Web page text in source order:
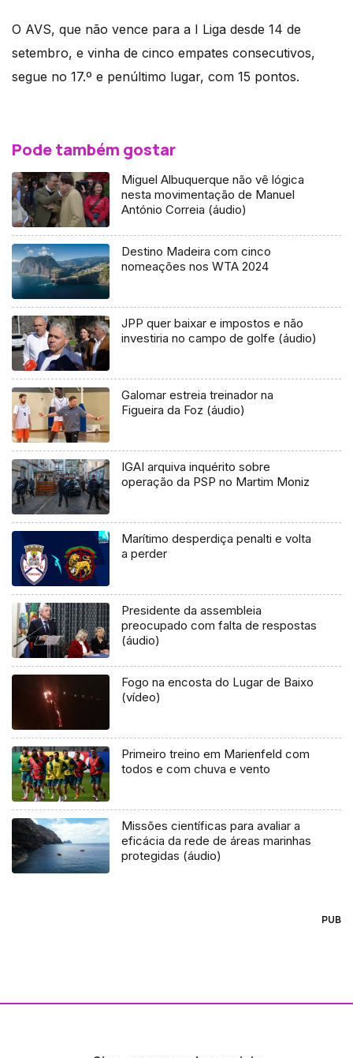
O AVS, que não vence para a I Liga desde 14 de
setembro, e vinha de cinco empates consecutivos,
segue no 17.º e penúltimo lugar, com 15 pontos.
Pode também gostar
Miguel Albuquerque não vê lógica
nesta movimentação de Manuel
António Correia (áudio)
Destino Madeira com cinco
nomeações nos WTA 2024
JPP quer baixar e impostos e não
investiria no campo de golfe (áudio)
Galomar estreia treinador na
Figueira da Foz (áudio)
IGAI arquiva inquérito sobre
operação da PSP no Martim Moniz
Marítimo desperdiça penalti e volta
a perder
Presidente da assembleia
preocupado com falta de respostas
(áudio)
Fogo na encosta do Lugar de Baixo
(vídeo)
Primeiro treino em Marienfeld com
todos e com chuva e vento
Missões científicas para avaliar a
eficácia da rede de áreas marinhas
protegidas (áudio)
PUB